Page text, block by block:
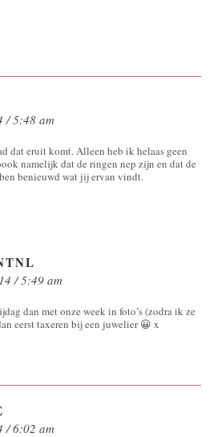
/ 5:48 am
dat eruit komt. Alleen heb ik helaas geen
namelijk dat de ringen nep zijn en dat de
benieuwd wat jij ervan vindt.
/ 5:49 am
dan met onze week in foto’s (zodra ik ze
eerst taxeren bij een juwelier 😀 x
/ 6:02 am